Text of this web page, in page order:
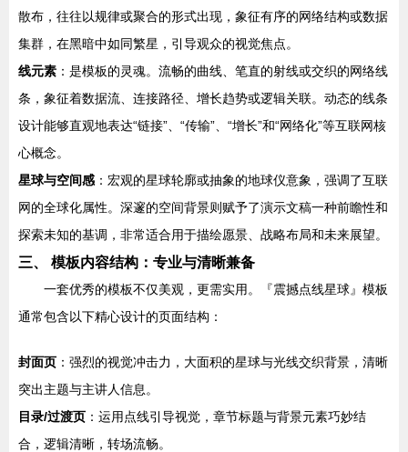
散布，往往以规律或聚合的形式出现，象征有序的网络结构或数据
集群，在黑暗中如同繁星，引导观众的视觉焦点。
线元素 ：是模板的灵魂。流畅的曲线、笔直的射线或交织的网络线
条，象征着数据流、连接路径、增长趋势或逻辑关联。动态的线条
设计能够直观地表达“链接”、“传输”、“增长”和“网络化”等互联网核
心概念。
星球与空间感 ：宏观的星球轮廓或抽象的地球仪意象，强调了互联
网的全球化属性。深邃的空间背景则赋予了演示文稿一种前瞻性和
探索未知的基调，非常适合用于描绘愿景、战略布局和未来展望。
三、 模板内容结构：专业与清晰兼备
一套优秀的模板不仅美观，更需实用。『震撼点线星球』模板
通常包含以下精心设计的页面结构：
封面页 ：强烈的视觉冲击力，大面积的星球与光线交织背景，清晰
突出主题与主讲人信息。
目录/过渡页 ：运用点线引导视觉，章节标题与背景元素巧妙结
合，逻辑清晰，转场流畅。